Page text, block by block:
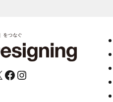
Facebook Instagram